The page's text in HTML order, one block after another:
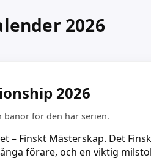
2026
2026
banor för den här serien.
– Finskt Mästerskap. Det
förare, och en viktig